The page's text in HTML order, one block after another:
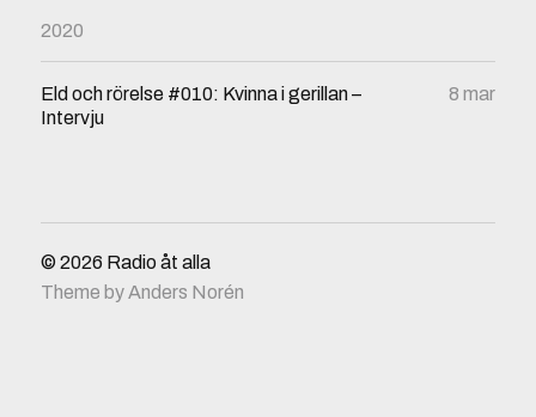
2020
Eld och rörelse #010: Kvinna i gerillan –
Intervju
8 mar
© 2026 Radio åt alla
Theme byAnders Norén